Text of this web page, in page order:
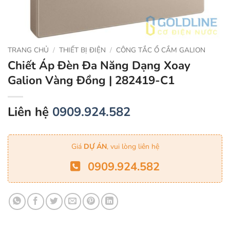
TRANG CHỦ / THIẾT BỊ ĐIỆN / CÔNG TẮC Ổ CẮM GALION
Chiết Áp Đèn Đa Năng Dạng Xoay
Galion Vàng Đồng | 282419-C1
Liên hệ 0909.924.582
Giá DỰ ÁN, vui lòng liên hệ
0909.924.582